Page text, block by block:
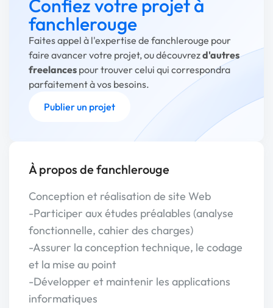
Confiez votre projet à
fanchlerouge
Faites appel à l'expertise de fanchlerouge pour
faire avancer votre projet, ou découvrezd'autres
freelances pour trouver celui qui correspondra
parfaitement à vos besoins.
Publier un projet
À propos de fanchlerouge
Conception et réalisation de site Web
-Participer aux études préalables (analyse
fonctionnelle, cahier des charges)
-Assurer la conception technique, le codage
et la mise au point
-Développer et maintenir les applications
informatiques